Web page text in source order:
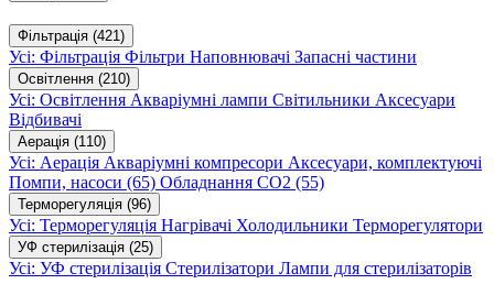
Фільтрація (421)
Усі: Фільтрація Фільтри Наповнювачі Запасні частини
Освітлення (210)
Усі: Освітлення Акваріумні лампи Світильники Аксесуари
Відбивачі
Аерація (110)
Усі: Аерація Акваріумні компресори Аксесуари, комплектуючі
Помпи, насоси (65) Обладнання CO2 (55)
Терморегуляція (96)
Усі: Терморегуляція Нагрівачі Холодильники Терморегулятори
УФ стерилізація (25)
Усі: УФ стерилізація Стерилізатори Лампи для стерилізаторів